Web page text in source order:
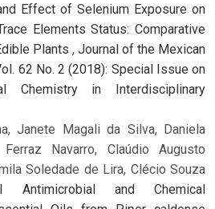
Effect of Selenium Exposure on
Elements Status: Comparative
Plants , Journal of the Mexican
62 No. 2 (2018): Special Issue on
Chemistry in Interdisciplinary
Janete Magali da Silva, Daniela
Navarro, Claúdio Augusto
Soledade de Lira, Clécio Souza
Antimicrobial and Chemical